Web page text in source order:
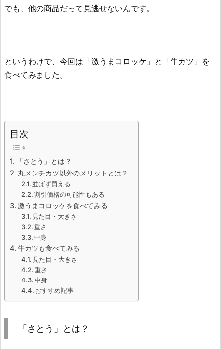
でも、他の商品だって見逃せないんです。
というわけで、今回は「激うまコロッケ」と「牛カツ」を
食べてみました。
目次
「さとう」とは？
丸メンチカツ以外のメリットとは？
並ばず買える
割引価格の可能性もある
激うまコロッケを食べてみる
見た目・大きさ
重さ
中身
牛カツも食べてみる
見た目・大きさ
重さ
中身
おすすめ記事
「さとう」とは？